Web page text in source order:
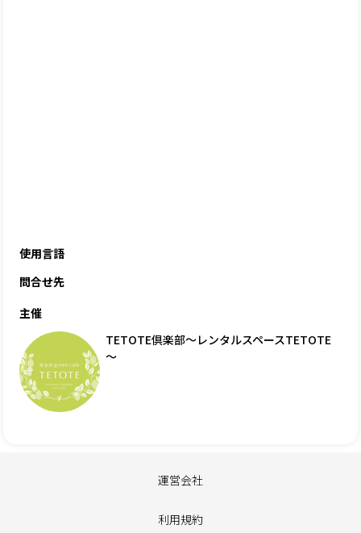
使用言語
問合せ先
主催
TETOTE倶楽部～レンタルスペースTETOTE
～
運営会社
利用規約